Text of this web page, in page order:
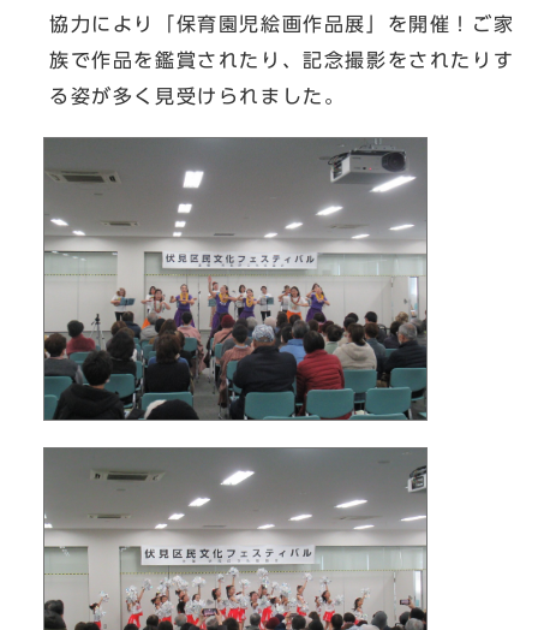
協力により「保育園児絵画作品展」を開催！ご家
族で作品を鑑賞されたり、記念撮影をされたりす
る姿が多く見受けられました。